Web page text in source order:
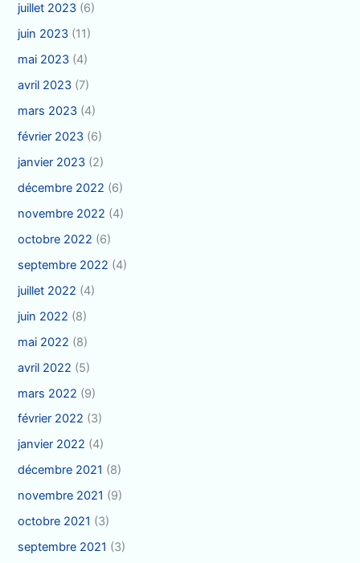
juillet 2023 (6)
juin 2023 (11)
mai 2023 (4)
avril 2023 (7)
mars 2023 (4)
février 2023 (6)
janvier 2023 (2)
décembre 2022 (6)
novembre 2022 (4)
octobre 2022 (6)
septembre 2022 (4)
juillet 2022 (4)
juin 2022 (8)
mai 2022 (8)
avril 2022 (5)
mars 2022 (9)
février 2022 (3)
janvier 2022 (4)
décembre 2021 (8)
novembre 2021 (9)
octobre 2021 (3)
septembre 2021 (3)